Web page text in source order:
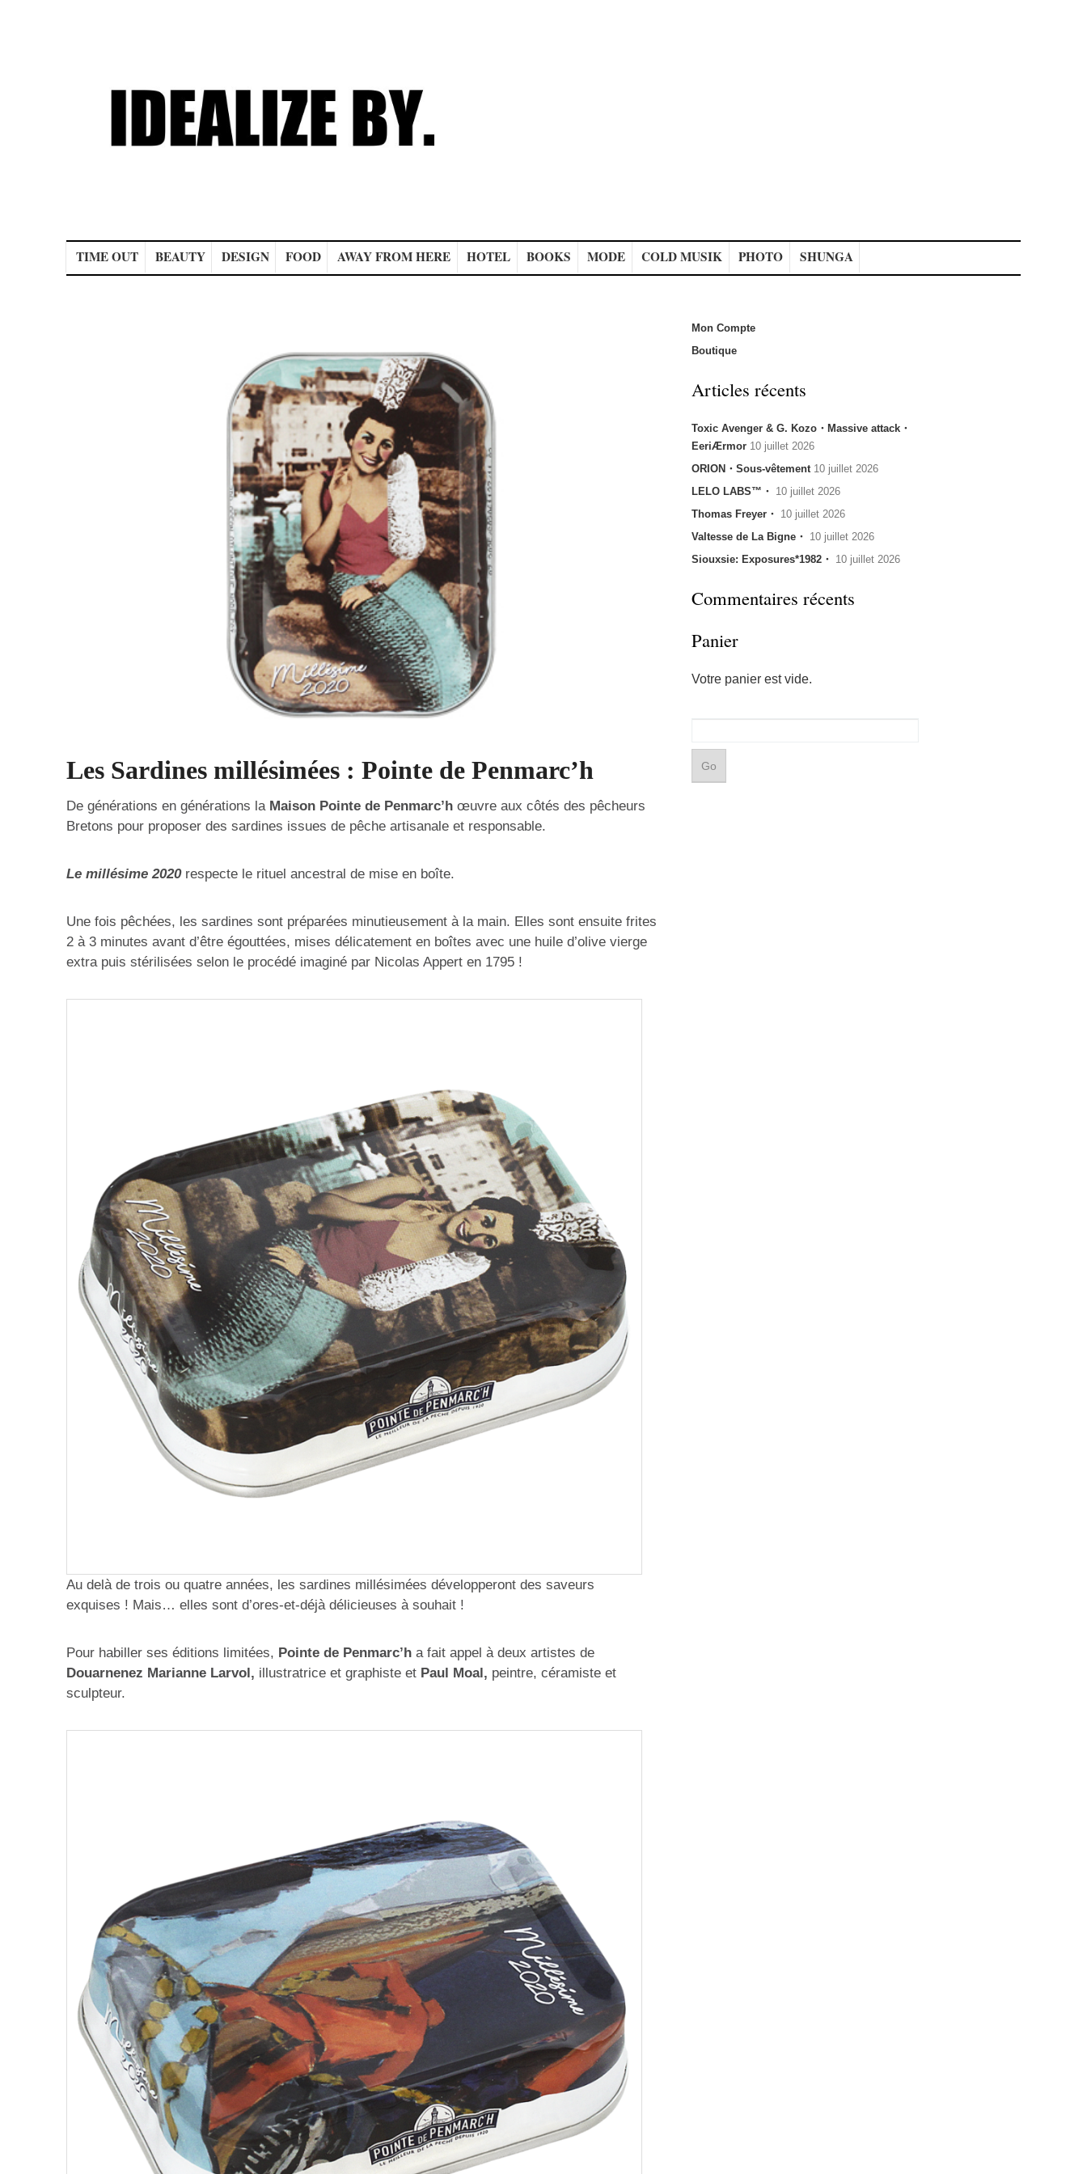
TIME OUT BEAUTY DESIGN FOOD AWAY FROM HERE HOTEL BOOKS MODE COLD MUSIK PHOTO SHUNGA
Les Sardines millésimées : Pointe de Penmarc’h
De générations en générations la Maison Pointe de Penmarc’h œuvre aux côtés des pêcheurs
Bretons pour proposer des sardines issues de pêche artisanale et responsable.
Le millésime 2020respecte le rituel ancestral de mise en boîte.
Une fois pêchées, les sardines sont préparées minutieusement à la main. Elles sont ensuite frites
2 à 3 minutes avant d’être égouttées, mises délicatement en boîtes avec une huile d’olive vierge
extra puis stérilisées selon le procédé imaginé par Nicolas Appert en 1795 !
Au delà de trois ou quatre années, les sardines millésimées développeront des saveurs
exquises ! Mais… elles sont d’ores-et-déjà délicieuses à souhait !
Pour habiller ses éditions limitées, Pointe de Penmarc’h a fait appel à deux artistes de
Douarnenez Marianne Larvol, illustratrice et graphiste et Paul Moal, peintre, céramiste et
sculpteur.
Mon Compte
Boutique
Articles récents
Toxic Avenger & G. Kozo・Massive attack・
EeriÆrmor 10 juillet 2026
ORION・Sous-vêtement 10 juillet 2026
LELO LABS™・ 10 juillet 2026
Thomas Freyer・ 10 juillet 2026
Valtesse de La Bigne・ 10 juillet 2026
Siouxsie: Exposures*1982・ 10 juillet 2026
Commentaires récents
Panier
Votre panier est vide.